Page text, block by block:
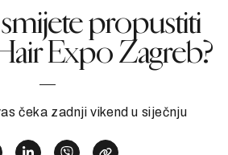
propustiti
Expo Zagreb?
čeka zadnji vikend u siječnju